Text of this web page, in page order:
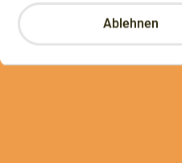
Ablehnen